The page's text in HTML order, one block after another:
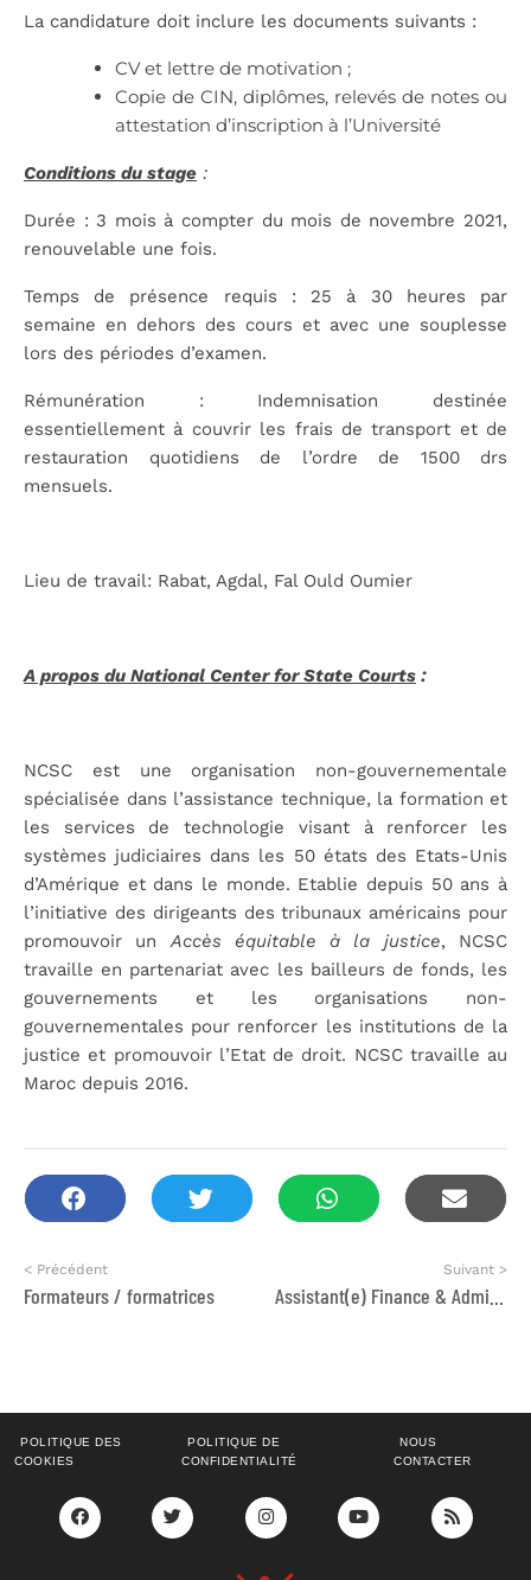
La candidature doit inclure les documents suivants :
CV et lettre de motivation ;
Copie de CIN, diplômes, relevés de notes ou
attestation d’inscription à l’Université
Conditions du stage :
Durée : 3 mois à compter du mois de novembre 2021,
renouvelable une fois.
Temps de présence requis : 25 à 30 heures par
semaine en dehors des cours et avec une souplesse
lors des périodes d’examen.
Rémunération : Indemnisation destinée
essentiellement à couvrir les frais de transport et de
restauration quotidiens de l’ordre de 1500 drs
mensuels.
Lieu de travail: Rabat, Agdal, Fal Ould Oumier
A propos du National Center for State Courts :
NCSC est une organisation non-gouvernementale
spécialisée dans l’assistance technique, la formation et
les services de technologie visant à renforcer les
systèmes judiciaires dans les 50 états des Etats-Unis
d’Amérique et dans le monde. Etablie depuis 50 ans à
l’initiative des dirigeants des tribunaux américains pour
promouvoir un Accès équitable à la justice, NCSC
travaille en partenariat avec les bailleurs de fonds, les
gouvernements et les organisations non-
gouvernementales pour renforcer les institutions de la
justice et promouvoir l’Etat de droit. NCSC travaille au
Maroc depuis 2016.
< Précédent
Formateurs / formatrices
Suivant >
POLITIQUE DES
COOKIES
POLITIQUE DE
CONFIDENTIALITÉ
NOUS
CONTACTER